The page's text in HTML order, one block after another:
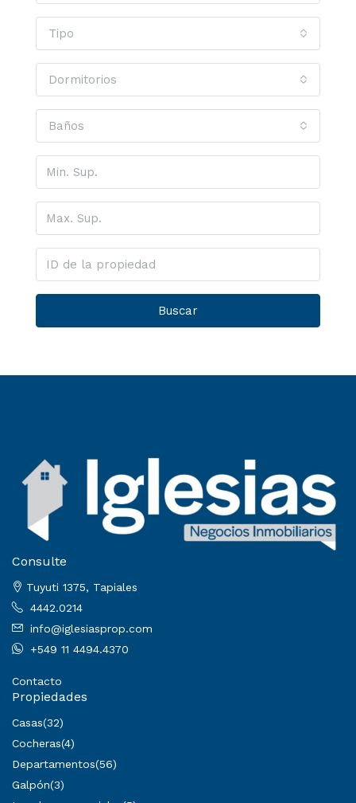
Tipo
Dormitorios
Baños
Buscar
Consulte
Tuyuti 1375, Tapiales
4442.0214
info@iglesiasprop.com
+549 11 4494.4370
Contacto
Propiedades
Casas(32)
Cocheras(4)
Departamentos(56)
Galpón(3)